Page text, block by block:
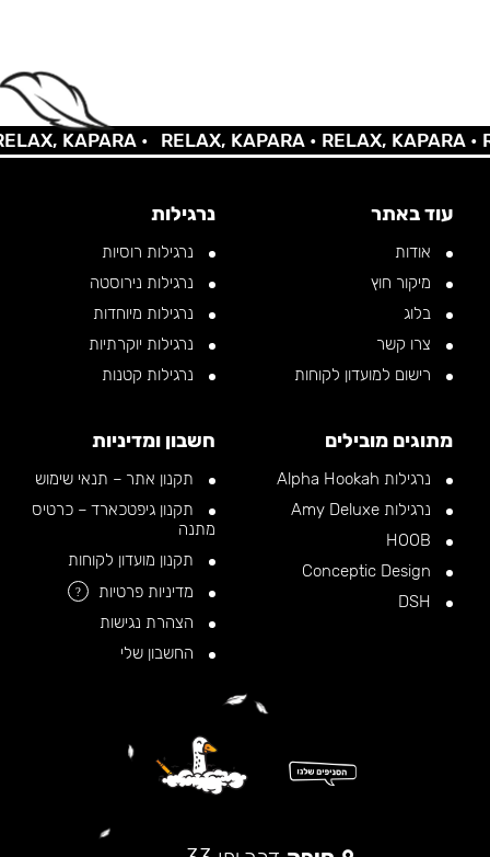
KAPARA • RELAX, KAPARA •RELAX, KAPARA •
עוד באתר
אודות
מיקור חוץ
בלוג
צרו קשר
רישום למועדון לקוחות
נרגילות
נרגילות רוסיות
נרגילות נירוסטה
נרגילות מיוחדות
נרגילות יוקרתיות
נרגילות קטנות
מתוגים מובילים
נרגילות Alpha Hookah
נרגילות Amy Deluxe
חשבון ומדיניות
תקנון אתר – תנאי שימוש
תקנון גיפטכארד – כרטיס
מתנה
תקנון מועדון לקוחות
מדיניות פרטיות
?
הצהרת נגישות
החשבון שלי